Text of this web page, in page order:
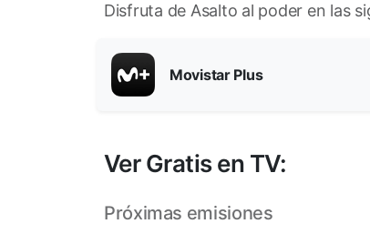
Disfruta de Asalto al poder en las
Movistar Plus
Ver Gratis en TV:
Próximas emisiones